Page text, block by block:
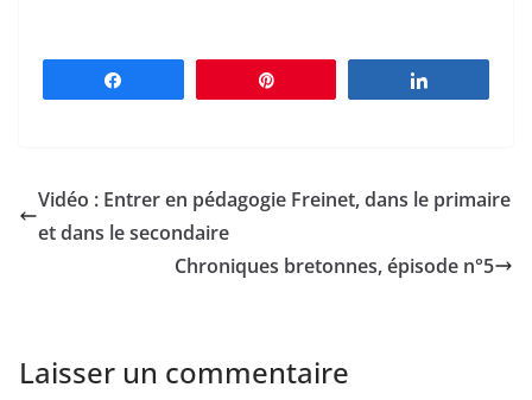
Vidéo : Entrer en pédagogie Freinet, dans le primaire
et dans le secondaire
Chroniques bretonnes, épisode n°5
Laisser un commentaire